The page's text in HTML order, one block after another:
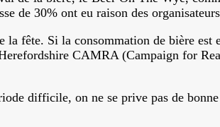
de 30% ont eu raison des
la fête. Si la consommation de bière
CAMRA (Campaign for
difficile, on ne se prive pas de